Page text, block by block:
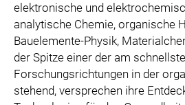
elektronische und
analytische Chemie, organische
Bauelemente-Physik,
der Spitze einer der am
Forschungsrichtungen in der
stehend, versprechen ihre